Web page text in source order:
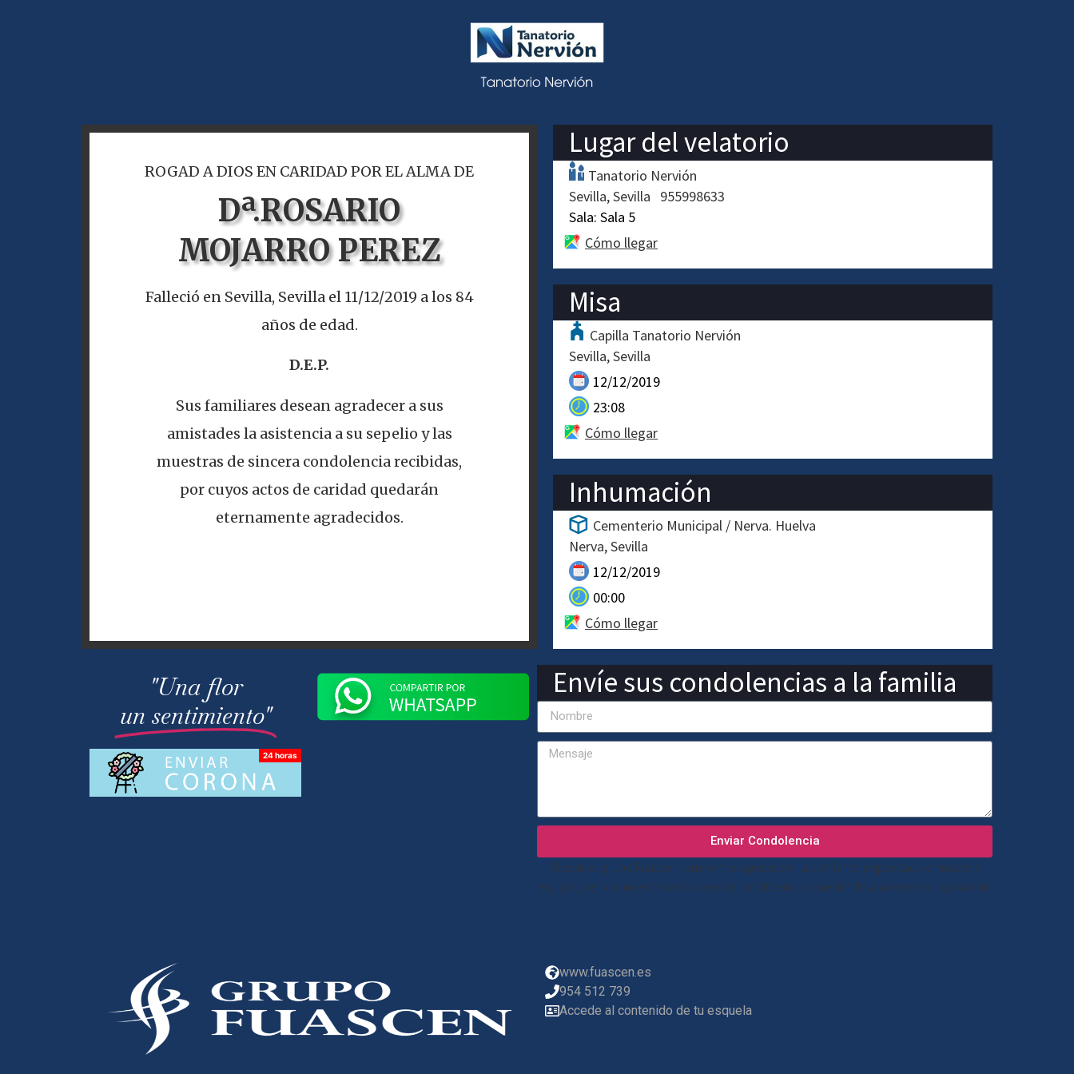
ROGAD A DIOS EN CARIDAD POR EL ALMA DE
Dª.ROSARIO
MOJARRO PEREZ
Falleció en Sevilla, Sevilla el 11/12/2019 a los 84
años de edad.
D.E.P.
Sus familiares desean agradecer a sus
amistades la asistencia a su sepelio y las
muestras de sincera condolencia recibidas,
por cuyos actos de caridad quedarán
eternamente agradecidos.
Lugar del velatorio
Tanatorio Nervión
Sevilla Sevilla
955998633
Sala: Sala 5
Cómo llegar
Misa
Capilla Tanatorio Nervión
Sevilla Sevilla
12/12/2019
23:08
Cómo llegar
Inhumación
Cementerio Municipal / Nerva. Huelva
Nerva Sevilla
12/12/2019
00:00
Cómo llegar
"Una flor
un sentimiento"
Envíe sus condolencias a la familia
Enviar Condolencia
“Desde el grupo Fuascen, queremos agradecer la confianza depositada en nuestro
equipo, y enviar nuestras más sinceras condolencias quedando a su entera disposición”
www.fuascen.es
954 512 739
Accede al contenido de tu esquela